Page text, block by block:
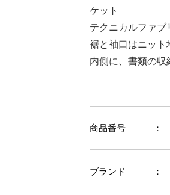
ケット
テクニカルファ
裾と袖口はニット
内側に、書類の収
商品番号 ：
ブランド ：